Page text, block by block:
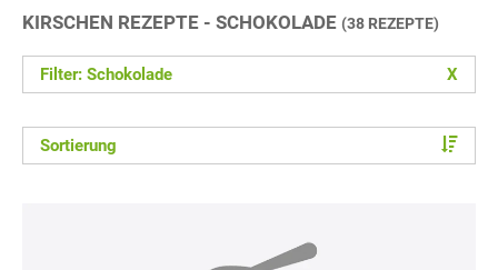
KIRSCHEN REZEPTE - SCHOKOLADE (38 REZEPTE)
Filter: Schokolade X
Sortierung